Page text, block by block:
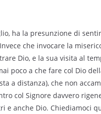
ha la presunzione di
che invocare la
Dio, e la sua visita al
poco a che fare col Dio
a distanza), che non
col Signore davvero
e anche Dio. Chiediamoci